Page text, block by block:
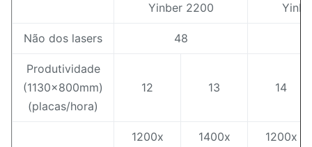
Yinber 2200
Não dos lasers 48
Produtividade
(1130x800mm)
(placas/hora)
12 13 14
1200x
1400x
1200x